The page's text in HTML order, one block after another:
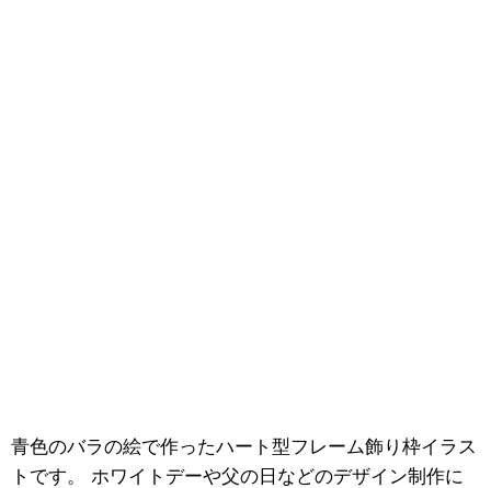
青色のバラの絵で作ったハート型フレーム飾り枠イラス
トです。 ホワイトデーや父の日などのデザイン制作に